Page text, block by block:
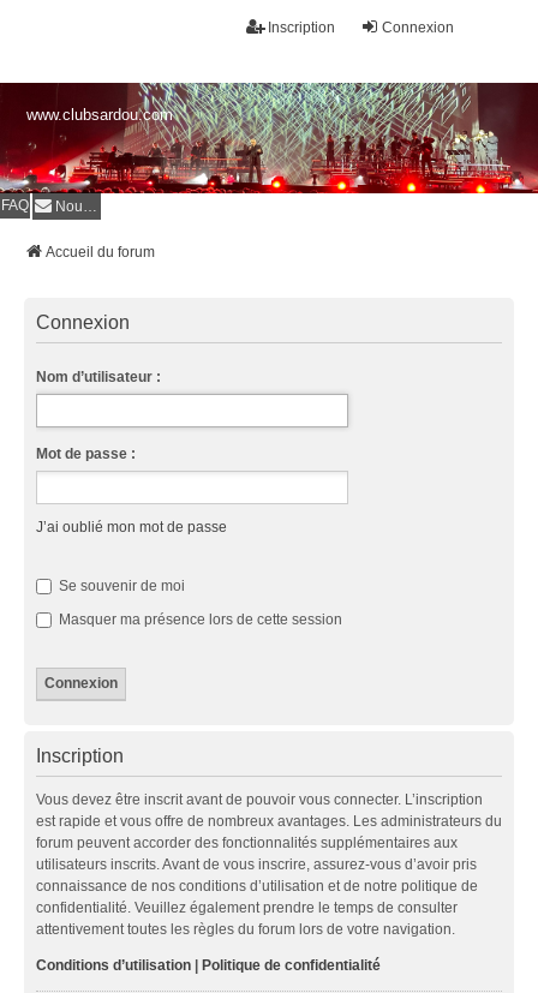
Connexion
Inscription
www.clubsardou.com
FAQ Nous contacter
Accueil du forum
Connexion
Nom d’utilisateur :
Mot de passe :
J’ai oublié mon mot de passe
Se souvenir de moi
Masquer ma présence lors de cette session
Inscription
Vous devez être inscrit avant de pouvoir vous connecter. L’inscription
est rapide et vous offre de nombreux avantages. Les administrateurs du
forum peuvent accorder des fonctionnalités supplémentaires aux
utilisateurs inscrits. Avant de vous inscrire, assurez-vous d’avoir pris
connaissance de nos conditions d’utilisation et de notre politique de
confidentialité. Veuillez également prendre le temps de consulter
attentivement toutes les règles du forum lors de votre navigation.
Conditions d’utilisation | Politique de confidentialité